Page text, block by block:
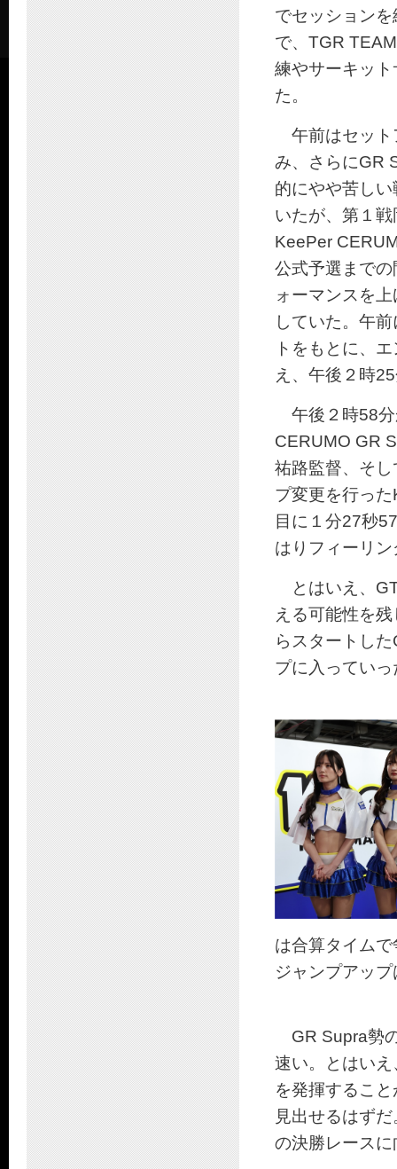
でセッション
で、TGR
練やサーキッ
た。
午前はセット
み、さらにGR
的にやや苦し
いたが、第１
KeePer
公式予選まで
ォーマンスを
していた。午
トをもとに、
え、午後２時
午後２時58分
CERUMO GR
祐路監督、そ
プ変更を行っ
目に１分27秒
はりフィーリ
とはいえ、
える可能性を
らスタートし
プに入っていっ
は合算タイム
ジャンプアッ
GR Supra勢
速い。とはい
を発揮するこ
見出せるはず
の決勝レース